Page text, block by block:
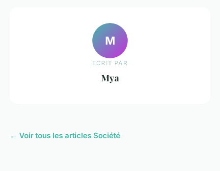
M
ECRIT PAR
Mya
← Voir tous les articles Société